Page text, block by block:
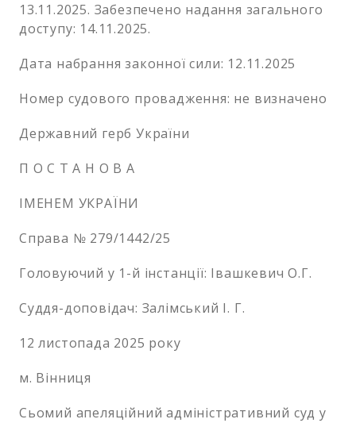
13.11.2025. Забезпечено надання загального
доступу: 14.11.2025.
Дата набрання законної сили: 12.11.2025
Номер судового провадження: не визначено
Державний герб України
П О С Т А Н О В А
ІМЕНЕМ УКРАЇНИ
Справа № 279/1442/25
Головуючий у 1-й інстанції: Івашкевич О.Г.
Суддя-доповідач: Залімський І. Г.
12 листопада 2025 року
м. Вінниця
Сьомий апеляційний адміністративний суд у